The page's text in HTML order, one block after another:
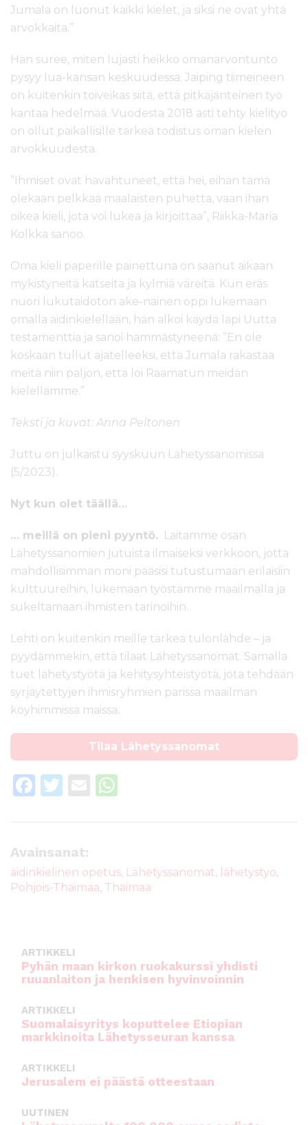
Jumala on luonut kaikki kielet, ja siksi ne ovat yhtä
arvokkaita.”
Hän suree, miten lujasti heikko omanarvontunto
pysyy lua-kansan keskuudessa. Jaiping tiimeineen
on kuitenkin toiveikas siitä, että pitkäjänteinen työ
kantaa hedelmää. Vuodesta 2018 asti tehty kielityö
on ollut paikallisille tärkeä todistus oman kielen
arvokkuudesta.
”Ihmiset ovat havahtuneet, että hei, eihän tämä
olekaan pelkkää maalaisten puhetta, vaan ihan
oikea kieli, jota voi lukea ja kirjoittaa”, Riikka-Maria
Kolkka sanoo.
Oma kieli paperille painettuna on saanut aikaan
mykistyneitä katseita ja kylmiä väreitä. Kun eräs
nuori lukutaidoton ake-nainen oppi lukemaan
omalla äidinkielellään, hän alkoi käydä läpi Uutta
testamenttia ja sanoi hämmästyneenä: ”En ole
koskaan tullut ajatelleeksi, että Jumala rakastaa
meitä niin paljon, että loi Raamatun meidän
kielellämme.”
Teksti ja kuvat: Anna Peltonen
Juttu on julkaistu syyskuun Lähetyssanomissa
(5/2023).
Nyt kun olet täällä…
… meillä on pieni pyyntö. Laitamme osan
Lähetyssanomien jutuista ilmaiseksi verkkoon, jotta
mahdollisimman moni pääsisi tutustumaan erilaisiin
kulttuureihin, lukemaan työstämme maailmalla ja
sukeltamaan ihmisten tarinoihin.
Lehti on kuitenkin meille tärkeä tulonlähde – ja
pyydämmekin, että tilaat Lähetyssanomat. Samalla
tuet lähetystyötä ja kehitysyhteistyötä, jota tehdään
syrjäytettyjen ihmisryhmien parissa maailman
köyhimmissä maissa.
Tilaa Lähetyssanomat
F
e
b
o
T
te
r
E
A
p
Avainsanat:
äidinkielinen opetus, Lähetyssanomat, lähetystyö,
Pohjois-Thaimaa, Thaimaa
ARTIKKELI
Pyhän maan kirkon ruokakurssi yhdisti
ruuanlaiton ja henkisen hyvinvoinnin
ARTIKKELI
Suomalaisyritys koputtelee Etiopian
markkinoita Lähetysseuran kanssa
ARTIKKELI
Jerusalem ei päästä otteestaan
UUTINEN